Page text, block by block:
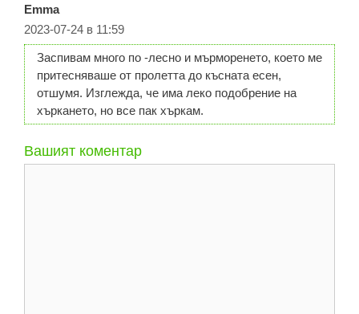
Emma
2023-07-24 в 11:59
Заспивам много по -лесно и мърморенето, което ме
притесняваше от пролетта до късната есен,
отшумя. Изглежда, че има леко подобрение на
хъркането, но все пак хъркам.
Вашият коментар